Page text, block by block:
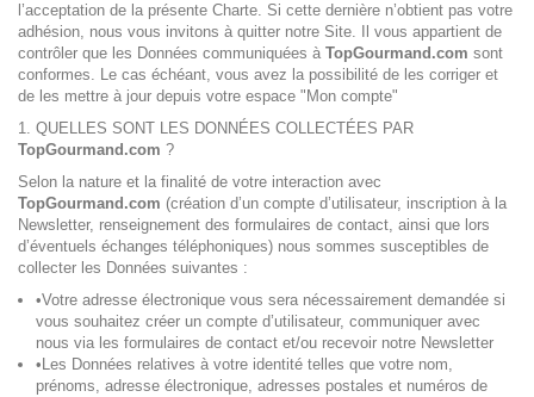
l’acceptation de la présente Charte. Si cette dernière n’obtient pas votre
adhésion, nous vous invitons à quitter notre Site. Il vous appartient de
contrôler que les Données communiquées à TopGourmand.com sont
conformes. Le cas échéant, vous avez la possibilité de les corriger et
de les mettre à jour depuis votre espace "Mon compte"
1. QUELLES SONT LES DONNÉES COLLECTÉES PAR
TopGourmand.com ?
Selon la nature et la finalité de votre interaction avec
TopGourmand.com (création d’un compte d’utilisateur, inscription à la
Newsletter, renseignement des formulaires de contact, ainsi que lors
d’éventuels échanges téléphoniques) nous sommes susceptibles de
collecter les Données suivantes :
•Votre adresse électronique vous sera nécessairement demandée si
vous souhaitez créer un compte d’utilisateur, communiquer avec
nous via les formulaires de contact et/ou recevoir notre Newsletter
•Les Données relatives à votre identité telles que votre nom,
prénoms, adresse électronique, adresses postales et numéros de